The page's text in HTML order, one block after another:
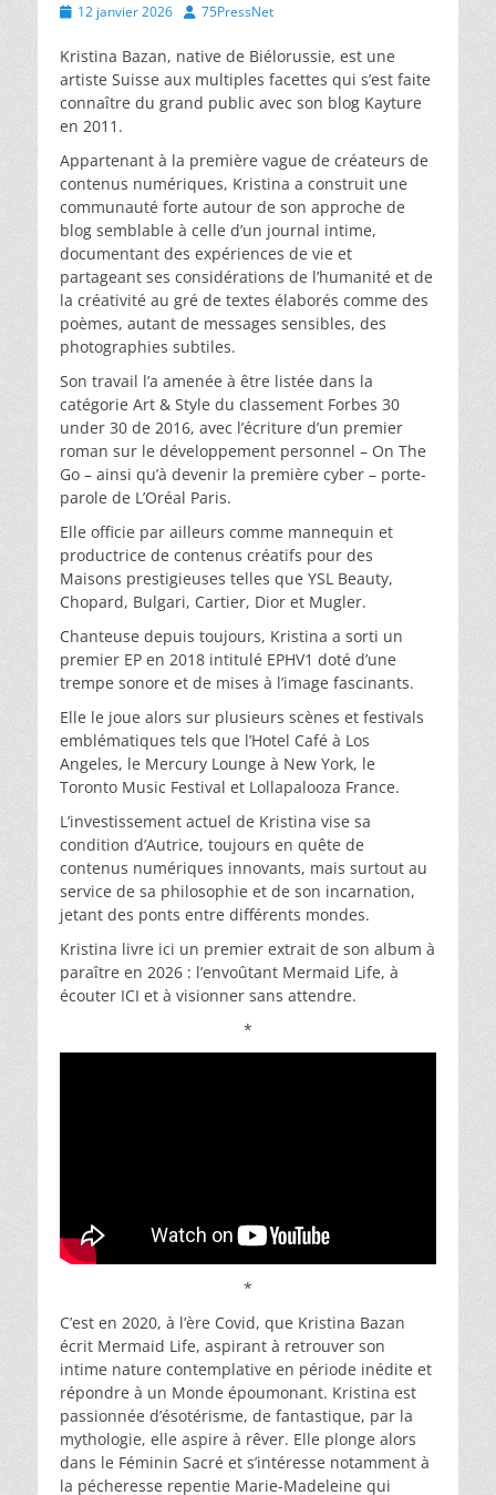
Posted12 janvier 2026 Author
75PressNet
Kristina Bazan, native de Biélorussie, est une
artiste Suisse aux multiples facettes qui s’est faite
connaître du grand public avec son blog Kayture
en 2011.
Appartenant à la première vague de créateurs de
contenus numériques, Kristina a construit une
communauté forte autour de son approche de
blog semblable à celle d’un journal intime,
documentant des expériences de vie et
partageant ses considérations de l’humanité et de
la créativité au gré de textes élaborés comme des
poèmes, autant de messages sensibles, des
photographies subtiles.
Son travail l’a amenée à être listée dans la
catégorie Art & Style du classement Forbes 30
under 30 de 2016, avec l’écriture d’un premier
roman sur le développement personnel – On The
Go – ainsi qu’à devenir la première cyber – porte-
parole de L’Oréal Paris.
Elle officie par ailleurs comme mannequin et
productrice de contenus créatifs pour des
Maisons prestigieuses telles que YSL Beauty,
Chopard, Bulgari, Cartier, Dior et Mugler.
Chanteuse depuis toujours, Kristina a sorti un
premier EP en 2018 intitulé EPHV1 doté d’une
trempe sonore et de mises à l’image fascinants.
Elle le joue alors sur plusieurs scènes et festivals
emblématiques tels que l’Hotel Café à Los
Angeles, le Mercury Lounge à New York, le
Toronto Music Festival et Lollapalooza France.
L’investissement actuel de Kristina vise sa
condition d’Autrice, toujours en quête de
contenus numériques innovants, mais surtout au
service de sa philosophie et de son incarnation,
jetant des ponts entre différents mondes.
Kristina livre ici un premier extrait de son album à
paraître en 2026 : l’envoûtant Mermaid Life, à
écouter ICI et à visionner sans attendre.
*
*
C’est en 2020, à l’ère Covid, que Kristina Bazan
écrit Mermaid Life, aspirant à retrouver son
intime nature contemplative en période inédite et
répondre à un Monde époumonant. Kristina est
passionnée d’ésotérisme, de fantastique, par la
mythologie, elle aspire à rêver. Elle plonge alors
dans le Féminin Sacré et s’intéresse notamment à
la pécheresse repentie Marie-Madeleine qui